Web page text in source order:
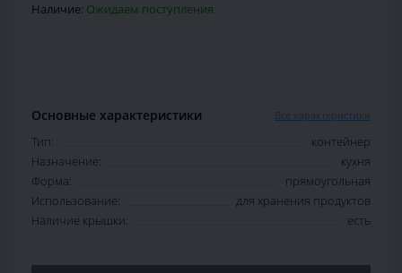
Наличие: Ожидаем поступления
Основные характеристики Все характеристики
Тип:
контейнер
Назначение:
кухня
Форма:
прямоугольная
Использование:
для хранения продуктов
Наличие крышки:
есть